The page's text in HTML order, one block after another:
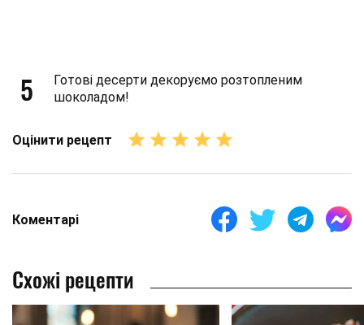
5
Готові десерти декоруємо розтопленим
шоколадом!
Оцінити рецепт
Коментарі
Схожі рецепти